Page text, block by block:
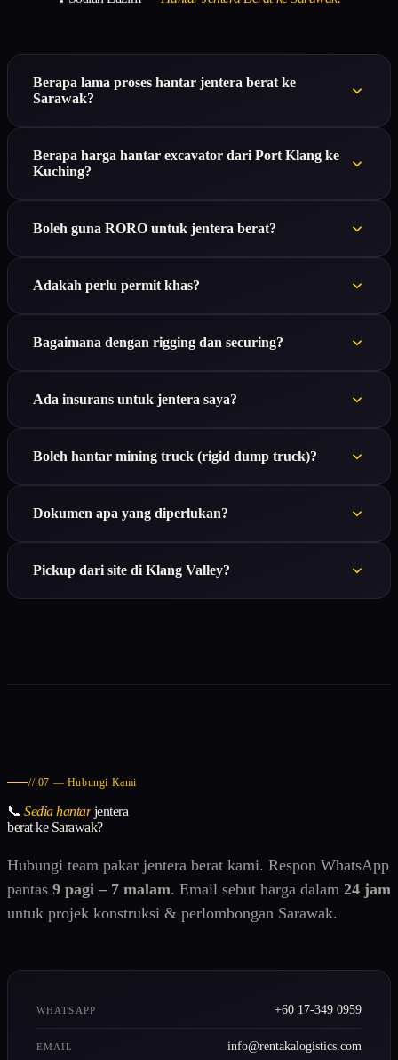
Berapa lama proses hantar jentera berat ke
Sarawak?
Berapa harga hantar excavator dari Port Klang ke
Kuching?
Boleh guna RORO untuk jentera berat?
Adakah perlu permit khas?
Bagaimana dengan rigging dan securing?
Ada insurans untuk jentera saya?
Boleh hantar mining truck (rigid dump truck)?
Dokumen apa yang diperlukan?
Pickup dari site di Klang Valley?
// 07 — Hubungi Kami
📞Sedia hantar jentera
berat ke Sarawak?
Hubungi team pakar jentera berat kami. Respon WhatsApp
pantas 9 pagi – 7 malam. Email sebut harga dalam 24 jam
untuk projek konstruksi & perlombongan Sarawak.
WHATSAPP +60 17-349 0959
EMAIL info@rentakalogistics.com